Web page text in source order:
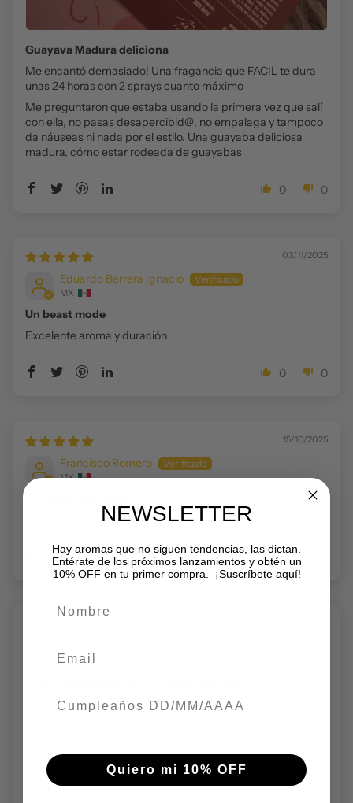
Guayava Madura deliciona
Me encantó demasiado! Una fragancia que FACIL te dura
unas 24 horas con 2 sprays cuanto máximo
Me preguntaron que estaba usando la primera vez que salí
con ella, no pasas desapercibid@, no empalaga y tampoco
da náuseas ni nada por el estilo. Una guayaba deliciosa
madura, cómo estar rodeada de guayabas
0 0
03/11/2025
Eduardo Barrera Ignacio
MX
Un beast mode
Excelente aroma y duración
0 0
15/10/2025
Francisco Romero
MX
Buenísimo para todo el año. Sobretodo para otoño/invierno.
0
MX
Buen perfume el aroma es muy rico y dura mucho oliendo a
comúnmente este tipo de aroma se asocia más hacia lo
femenino.
NEWSLETTER
Hay aromas que no siguen tendencias, las dictan.
Entérate de los próximos lanzamientos y obtén un
10% OFF en tu primer compra. ¡Suscríbete aquí!
Quiero mi 10% OFF